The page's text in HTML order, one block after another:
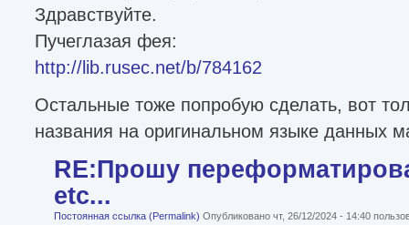
Здравствуйте.
Пучеглазая фея:
http://lib.rusec.net/b/784162
Остальные тоже попробую сделать, вот
названия на оригинальном языке данных
RE:Прошу
etc...
Постоянная ссылка (Permalink) Опубликовано чт, 26/12/2024 - 14:40